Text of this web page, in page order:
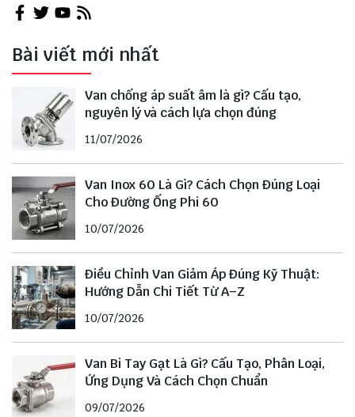
Bài viết mới nhất
Van chống áp suất âm là gì? Cấu tạo,
nguyên lý và cách lựa chọn đúng
11/07/2026
Van Inox 60 Là Gì? Cách Chọn Đúng Loại
Cho Đường Ống Phi 60
10/07/2026
Điều Chỉnh Van Giảm Áp Đúng Kỹ Thuật:
Hướng Dẫn Chi Tiết Từ A–Z
10/07/2026
Van Bi Tay Gạt Là Gì? Cấu Tạo, Phân Loại,
Ứng Dụng Và Cách Chọn Chuẩn
09/07/2026